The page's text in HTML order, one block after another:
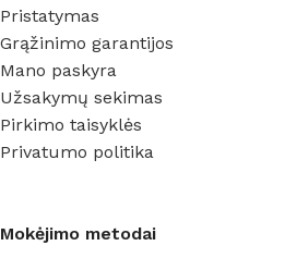
Pristatymas
Grąžinimo garantijos
Mano paskyra
Užsakymų sekimas
Pirkimo taisyklės
Privatumo politika
Mokėjimo metodai